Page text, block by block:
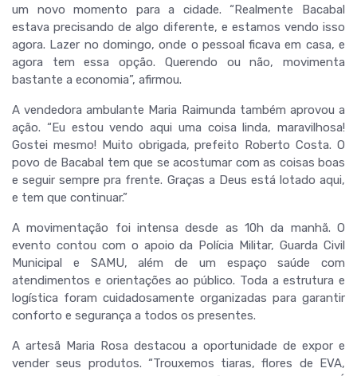
um novo momento para a cidade. “Realmente Bacabal
estava precisando de algo diferente, e estamos vendo isso
agora. Lazer no domingo, onde o pessoal ficava em casa, e
agora tem essa opção. Querendo ou não, movimenta
bastante a economia”, afirmou.
A vendedora ambulante Maria Raimunda também aprovou a
ação. “Eu estou vendo aqui uma coisa linda, maravilhosa!
Gostei mesmo! Muito obrigada, prefeito Roberto Costa. O
povo de Bacabal tem que se acostumar com as coisas boas
e seguir sempre pra frente. Graças a Deus está lotado aqui,
e tem que continuar.”
A movimentação foi intensa desde as 10h da manhã. O
evento contou com o apoio da Polícia Militar, Guarda Civil
Municipal e SAMU, além de um espaço saúde com
atendimentos e orientações ao público. Toda a estrutura e
logística foram cuidadosamente organizadas para garantir
conforto e segurança a todos os presentes.
A artesã Maria Rosa destacou a oportunidade de expor e
vender seus produtos. “Trouxemos tiaras, flores de EVA,